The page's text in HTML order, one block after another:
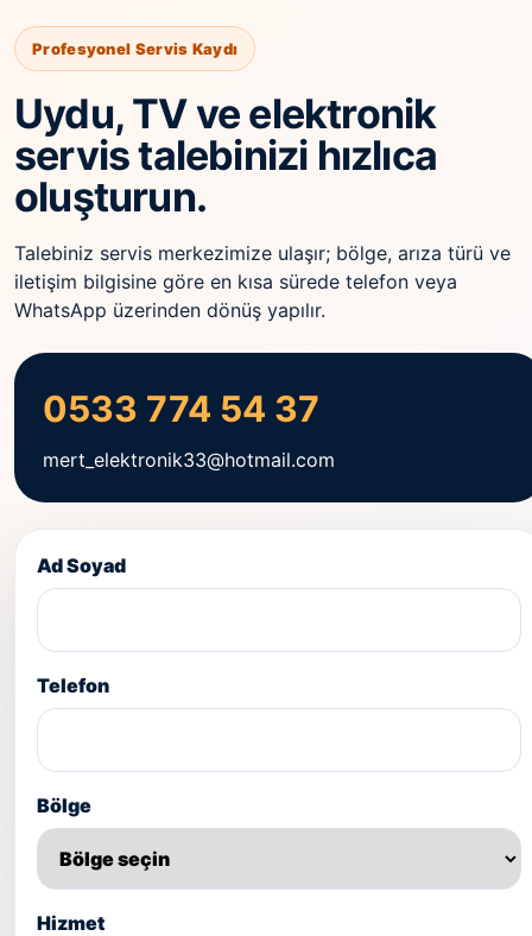
Profesyonel Servis Kaydı
Uydu, TV ve elektronik
servis talebinizi hızlıca
oluşturun.
Talebiniz servis merkezimize ulaşır; bölge, arıza türü ve
iletişim bilgisine göre en kısa sürede telefon veya
WhatsApp üzerinden dönüş yapılır.
0533 774 54 37
mert_elektronik33@hotmail.com
Ad Soyad
Telefon
Bölge
Hizmet